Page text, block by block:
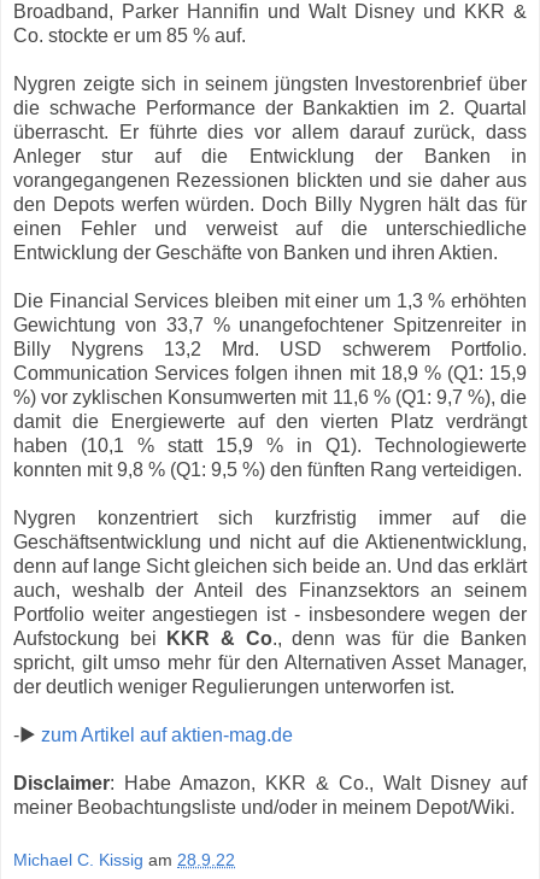
Broadband, Parker Hannifin und Walt Disney und KKR &
Co. stockte er um 85 % auf.
Nygren zeigte sich in seinem jüngsten Investorenbrief über
die schwache Performance der Bankaktien im 2. Quartal
überrascht. Er führte dies vor allem darauf zurück, dass
Anleger stur auf die Entwicklung der Banken in
vorangegangenen Rezessionen blickten und sie daher aus
den Depots werfen würden. Doch Billy Nygren hält das für
einen Fehler und verweist auf die unterschiedliche
Entwicklung der Geschäfte von Banken und ihren Aktien.
Die Financial Services bleiben mit einer um 1,3 % erhöhten
Gewichtung von 33,7 % unangefochtener Spitzenreiter in
Billy Nygrens 13,2 Mrd. USD schwerem Portfolio.
Communication Services folgen ihnen mit 18,9 % (Q1: 15,9
%) vor zyklischen Konsumwerten mit 11,6 % (Q1: 9,7 %), die
damit die Energiewerte auf den vierten Platz verdrängt
haben (10,1 % statt 15,9 % in Q1). Technologiewerte
konnten mit 9,8 % (Q1: 9,5 %) den fünften Rang verteidigen.
Nygren konzentriert sich kurzfristig immer auf die
Geschäftsentwicklung und nicht auf die Aktienentwicklung,
denn auf lange Sicht gleichen sich beide an. Und das erklärt
auch, weshalb der Anteil des Finanzsektors an seinem
Portfolio weiter angestiegen ist - insbesondere wegen der
Aufstockung bei
KKR & Co., denn was für die Banken
spricht, gilt umso mehr für den Alternativen Asset Manager,
der deutlich weniger Regulierungen unterworfen ist.
-▶ zum Artikel auf aktien-mag.de
Disclaimer: Habe Amazon, KKR & Co., Walt Disney auf
meiner Beobachtungsliste und/oder in meinem Depot/Wiki.
Michael C. Kissig am 28.9.22